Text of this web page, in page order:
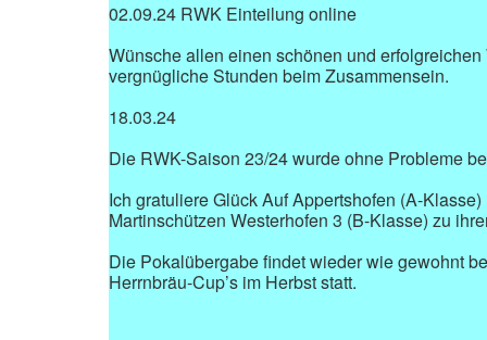
02.09.24 RWK Einteilung online
Wünsche allen einen schönen und erfolgreichen
vergnügliche Stunden beim Zusammensein.
18.03.24
Die RWK-Saison 23/24 wurde ohne Probleme
Ich gratuliere Glück Auf Appertshofen (A-Klasse)
Martinschützen Westerhofen 3 (B-Klasse) zu
Die Pokalübergabe findet wieder wie gewohnt
Herrnbräu-Cup’s im Herbst statt.